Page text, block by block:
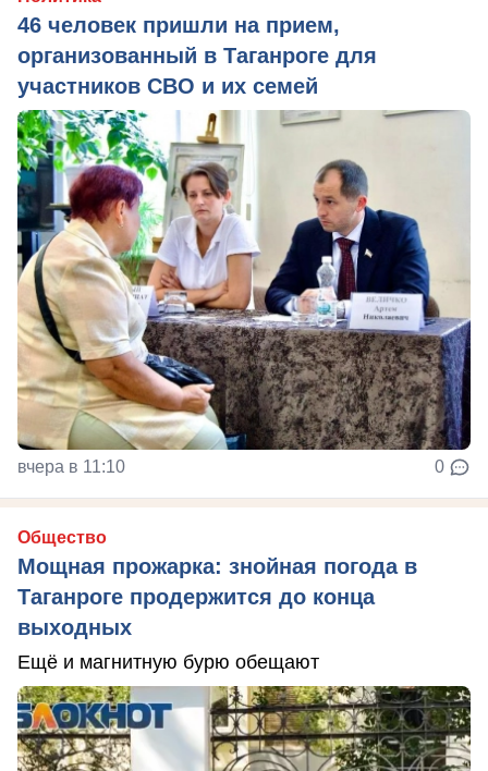
46 человек пришли на прием,
организованный в Таганроге для
участников СВО и их семей
вчера в 11:10 0
Общество
Мощная прожарка: знойная погода в
Таганроге продержится до конца
выходных
Ещё и магнитную бурю обещают